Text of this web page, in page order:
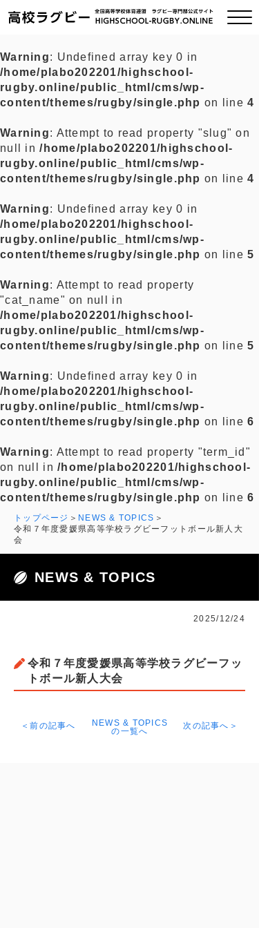
ご挨拶
全国チーム紹介
プライバシーポリシー
お問い合わせ
Warning: Undefined array key 0 in
/home/plabo202201/highschool-
rugby.online/public_html/cms/wp-
content/themes/rugby/single.php on line4
Warning: Attempt to read property "slug" on
null in/home/plabo202201/highschool-
rugby.online/public_html/cms/wp-
content/themes/rugby/single.php on line4
Warning: Undefined array key 0 in
/home/plabo202201/highschool-
rugby.online/public_html/cms/wp-
content/themes/rugby/single.php on line5
Warning: Attempt to read property
"cat_name" on null in
/home/plabo202201/highschool-
rugby.online/public_html/cms/wp-
content/themes/rugby/single.php on line5
Warning: Undefined array key 0 in
/home/plabo202201/highschool-
rugby.online/public_html/cms/wp-
content/themes/rugby/single.php on line6
Warning: Attempt to read property "term_id"
on null in/home/plabo202201/highschool-
rugby.online/public_html/cms/wp-
content/themes/rugby/single.php on line6
トップページ
NEWS & TOPICS
令和７年度愛媛県高等学校ラグビーフットボール新人大
会
NEWS & TOPICS
2025/12/24
令和７年度愛媛県高等学校ラグビーフッ
トボール新人大会
＜前の記事へ
NEWS & TOPICS
の一覧へ
次の記事へ＞